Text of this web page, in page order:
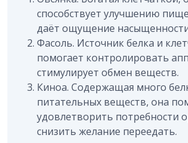
способствует улучшению
даёт ощущение
Фасоль. Источник белка и
помогает контролировать
стимулирует обмен веществ.
Киноа. Содержащая много
питательных веществ, она
удовлетворить потребности
снизить желание переедать.